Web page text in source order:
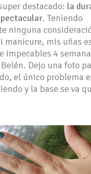
destacado: la
. Teniendo
ninguna
manicure, mis uñas
impecables 4
Dejo una foto
el único problema
y la base se va